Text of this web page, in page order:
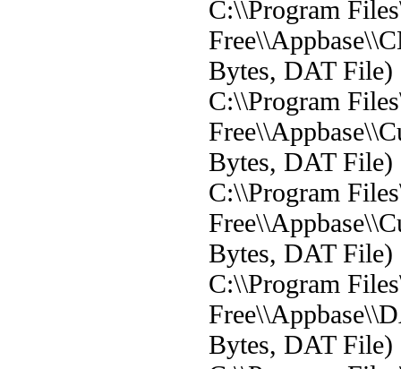
C:\\Program
Bytes, DAT File)
C:\\Program
Bytes, DAT File)
C:\\Program
Bytes, DAT File)
C:\\Program
Bytes, DAT File)